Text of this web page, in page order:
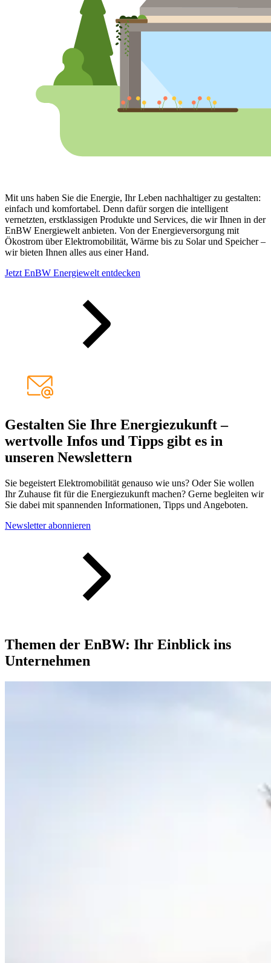
Mit uns haben Sie die Energie, Ihr Leben nachhaltiger zu gestalten:
einfach und komfortabel. Denn dafür sorgen die intelligent
vernetzten, erstklassigen Produkte und Services, die wir Ihnen in der
EnBW Energiewelt anbieten. Von der Energieversorgung mit
Ökostrom über Elektromobilität, Wärme bis zu Solar und Speicher –
wir bieten Ihnen alles aus einer Hand.
Jetzt EnBW Energiewelt entdecken
Gestalten Sie Ihre Energiezukunft –
wertvolle Infos und Tipps gibt es in
unseren Newslettern
Sie begeistert Elektro­mobilität genauso wie uns? Oder Sie wollen
Ihr Zuhause fit für die Energie­zukunft machen? Gerne begleiten wir
Sie dabei mit spannenden Informationen, Tipps und Angeboten.
Newsletter abonnieren
Themen der EnBW: Ihr Einblick ins
Unternehmen